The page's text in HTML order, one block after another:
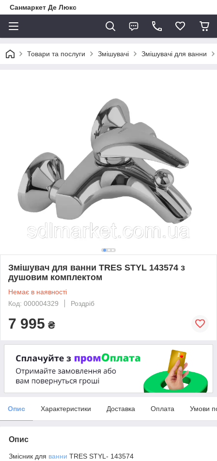
Санмаркет Де Люкс
Товари та послуги Змішувачі Змішувачі для ванни
Змішувач для ванни TRES STYL 143574 з
душовим комплектом
Немає в наявності
Код: 000004329
Роздріб
7 995 ₴
Опис Характеристики Доставка Оплата Умови
Опис
Змісник для ванни TRES STYL- 143574